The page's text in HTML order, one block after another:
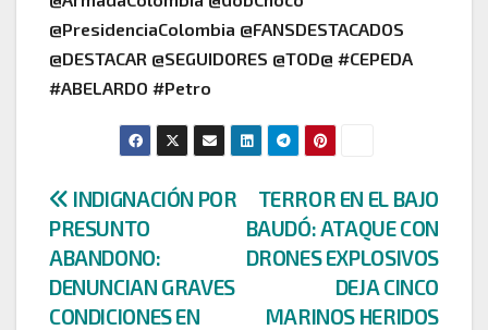
@PresidenciaColombia @FANSDESTACADOS
@DESTACAR @SEGUIDORES @TOD@ #CEPEDA
#ABELARDO #Petro
Navegación
de
entradas
TERROR EN EL BAJO
BAUDÓ: ATAQUE CON
DRONES EXPLOSIVOS
DEJA CINCO
MARINOS HERIDOS
INDIGNACIÓN POR
PRESUNTO
ABANDONO:
DENUNCIAN GRAVES
CONDICIONES EN